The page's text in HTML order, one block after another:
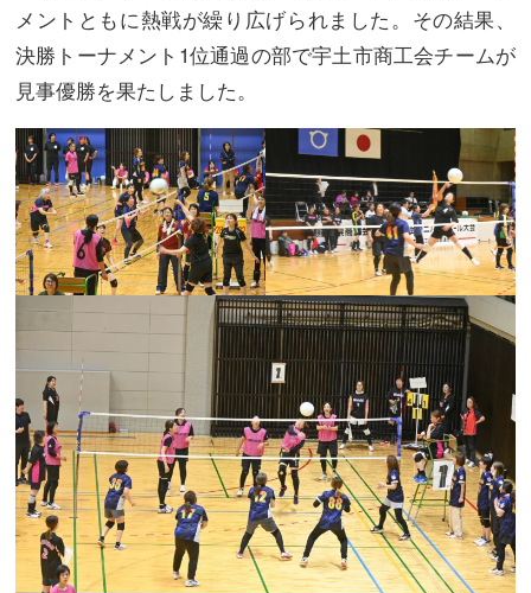
メントともに熱戦が繰り広げられました。その結果、
決勝トーナメント1位通過の部で宇土市商工会チームが
見事優勝を果たしました。